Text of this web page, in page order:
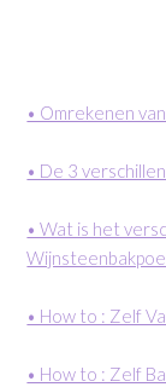
• Omrekenen
• De 3
• Wat is het
• How to : Zelf
• How to : Zelf